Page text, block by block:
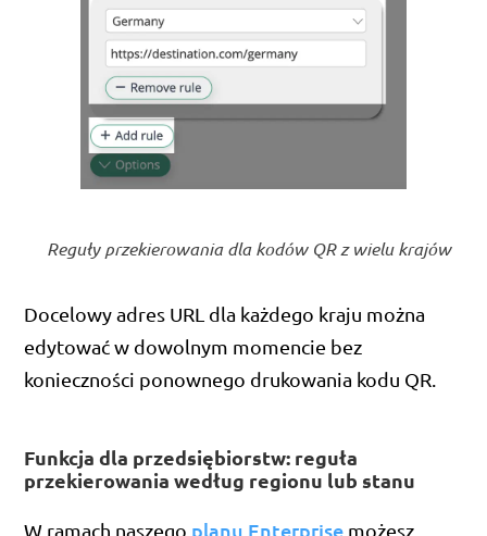
Reguły przekierowania dla kodów QR z wielu krajów
Docelowy adres URL dla każdego kraju można
edytować w dowolnym momencie bez
konieczności ponownego drukowania kodu QR.
Funkcja dla przedsiębiorstw: reguła
przekierowania według regionu lub stanu
W ramach naszego planu Enterprise możesz